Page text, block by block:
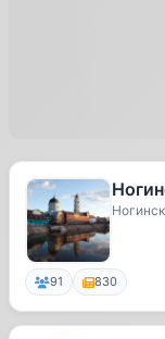
91 830